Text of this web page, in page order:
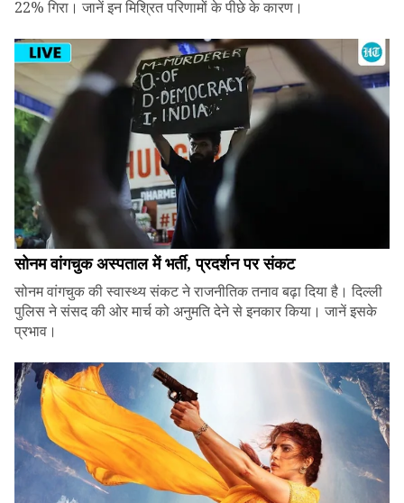
22% गिरा। जानें इन मिश्रित परिणामों के पीछे के कारण।
सोनम वांगचुक अस्पताल में भर्ती, प्रदर्शन पर संकट
सोनम वांगचुक की स्वास्थ्य संकट ने राजनीतिक तनाव बढ़ा दिया है। दिल्ली
पुलिस ने संसद की ओर मार्च को अनुमति देने से इनकार किया। जानें इसके
प्रभाव।